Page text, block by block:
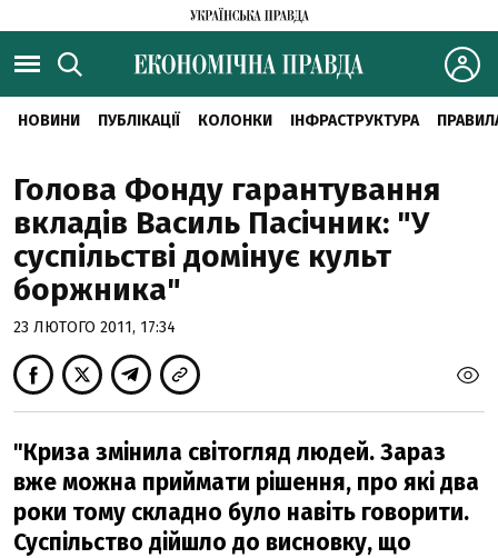
НОВИНИ ПУБЛІКАЦІЇ КОЛОНКИ ІНФРАСТРУКТУРА
Голова Фонду гарантування
вкладів Василь Пасічник: "У
суспільстві домінує культ
боржника"
23 ЛЮТОГО 2011, 17:34
"Криза змінила світогляд людей. Зараз
вже можна приймати рішення, про які два
роки тому складно було навіть говорити.
Суспільство дійшло до висновку, що